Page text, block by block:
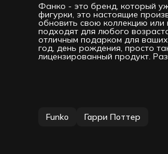
Фанко - это бренд, который
фигурки, это настоящие
обновить свою коллекцию
подходят для любого
отличным подарком для
год, день рождения, просто
лицензированный продукт.
Funko Гарри Поттер